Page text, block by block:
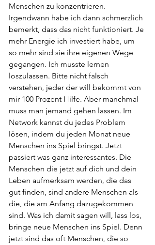
Menschen zu konzentrieren.
Irgendwann habe ich dann schmerzlich
bemerkt, dass das nicht funktioniert. Je
mehr Energie ich investiert habe, um
so mehr sind sie ihre eigenen Wege
gegangen. Ich musste lernen
loszulassen. Bitte nicht falsch
verstehen, jeder der will bekommt von
mir 100 Prozent Hilfe. Aber manchmal
muss man jemand gehen lassen. Im
Network kannst du jedes Problem
lösen, indem du jeden Monat neue
Menschen ins Spiel bringst. Jetzt
passiert was ganz interessantes. Die
Menschen die jetzt auf dich und dein
Leben aufmerksam werden, die das
gut finden, sind andere Menschen als
die, die am Anfang dazugekommen
sind. Was ich damit sagen will, lass los,
bringe neue Menschen ins Spiel. Denn
jetzt sind das oft Menschen, die so